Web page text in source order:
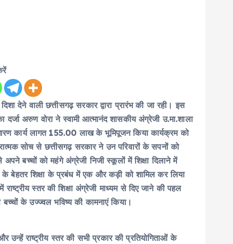
देने वाली छत्तीसगढ़ सरकार द्वारा प्रारंभ की जा रही। इस
अरुण वोरा ने स्वामी आत्मानंद शासकीय अंग्रेजी उ.मा.शाला
कार्य लागत 155.00 लाख के भूमिपूजन किया कार्यक्रम को
सोच से छत्तीसगढ़ सरकार ने उन परिवारों के सपनों को
बच्चों को महंगे अंग्रेजी निजी स्कूलों में शिक्षा दिलाने में
के बेहतर शिक्षा के प्रबंध में एक और कड़ी को शामिल कर लिया
स्तर की शिक्षा अंग्रेजी माध्यम से दिए जाने की पहल
के उज्ज्वल भविष्य की कामनाएं किया।
उन्हें राष्ट्रीय स्तर की सभी प्रकार की प्रतियोगिताओं के